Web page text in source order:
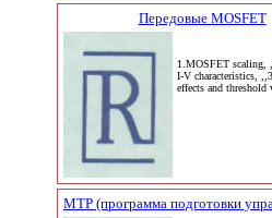
Передовые MOSFET
1.MOSFET scaling,
I-V characteristics,
effects and threshold
MTP (программа подготовки